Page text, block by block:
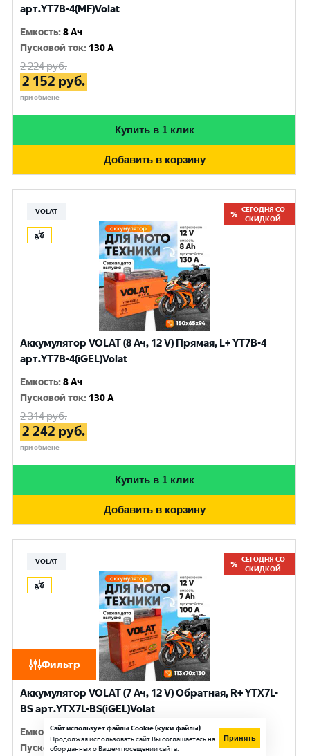
Фильтр
арт.YT7B-4(MF)Volat
Емкость:8 Ач
Пусковой ток: 130 A
2 224руб.
2 152 руб.
при обмене
Купить в 1 клик
Добавить в корзину
VOLAT
СЕГОДНЯ СО
СКИДКОЙ
Аккумулятор VOLAT (8 Ач, 12 V) Прямая, L+ YT7B-4
арт.YT7B-4(iGEL)Volat
Емкость:8 Ач
Пусковой ток: 130 A
2 314руб.
2 242 руб.
при обмене
Купить в 1 клик
Добавить в корзину
VOLAT
СЕГОДНЯ СО
СКИДКОЙ
Аккумулятор VOLAT (7 Ач, 12 V) Обратная, R+ YTX7L-
BS арт.YTX7L-BS(iGEL)Volat
Емкость:7 Ач
Пусковой ток:100 A
Сайт использует файлы Cookie (куки-файлы)
Продолжая использовать сайт Вы соглашаетесь на
сбор данных о Вашем посещении сайта.
Принять